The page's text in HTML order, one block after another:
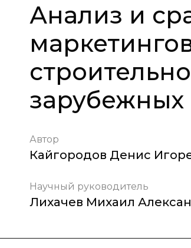
Анализ и
зарубежных
Автор
Кайгородов Денис
Научный руководитель
Лихачев Михаил